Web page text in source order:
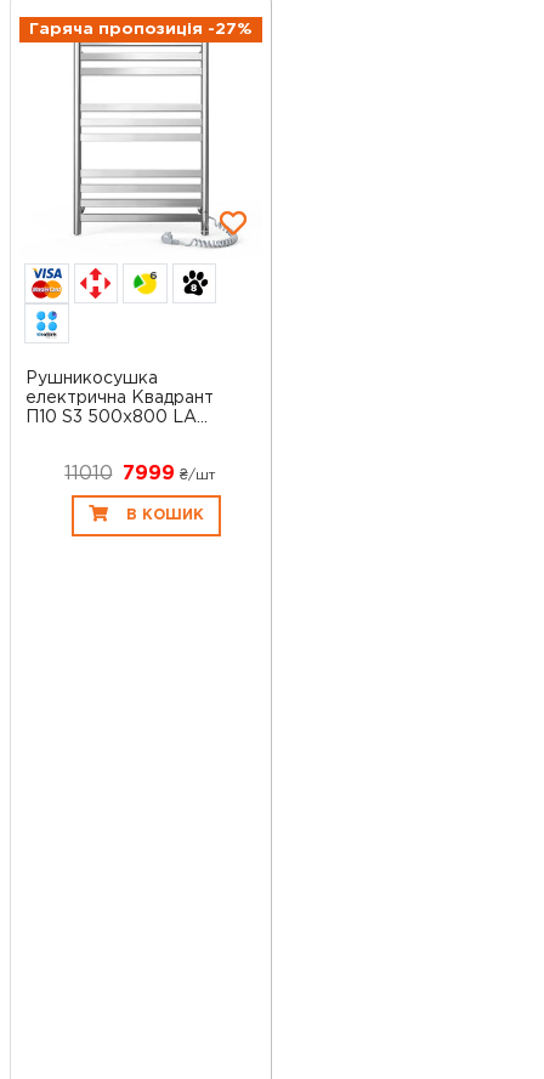
Гаряча пропозиція -27%
6
Рушникосушка
електрична Квадрант
П10 S3 500x800 LA...
11010 7999₴/шт
В КОШИК